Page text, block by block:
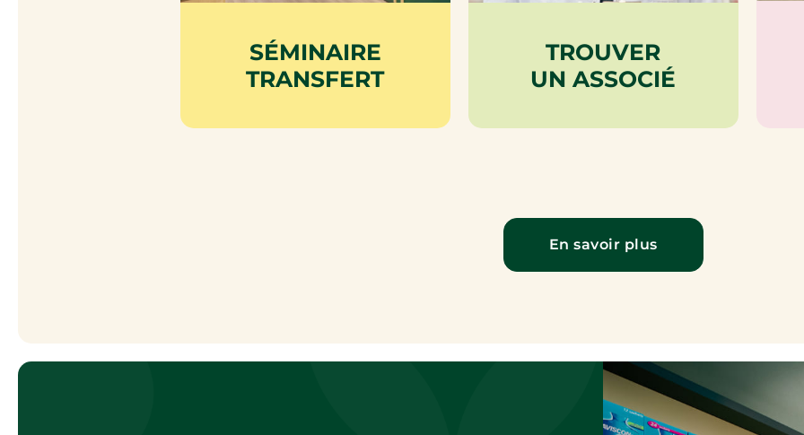
SÉMINAIRE
TRANSFERT
TROUVER
UN ASSOCIÉ
En savoir plus